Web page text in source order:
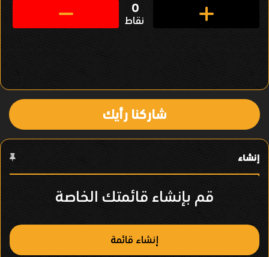
ا
ل
ع
ن
0
نقاط
شاركنا رأيك
إنشاء
قم بإنشاء قائمتك الخاصة
إنشاء قائمة